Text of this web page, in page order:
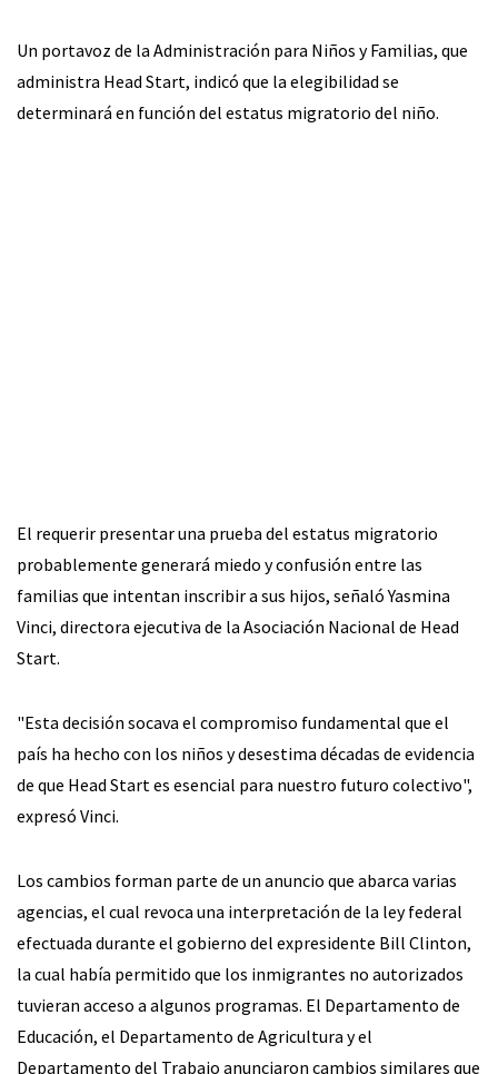
Un portavoz de la Administración para Niños y Familias, que
administra Head Start, indicó que la elegibilidad se
determinará en función del estatus migratorio del niño.
El requerir presentar una prueba del estatus migratorio
probablemente generará miedo y confusión entre las
familias que intentan inscribir a sus hijos, señaló Yasmina
Vinci, directora ejecutiva de la Asociación Nacional de Head
Start.
"Esta decisión socava el compromiso fundamental que el
país ha hecho con los niños y desestima décadas de evidencia
de que Head Start es esencial para nuestro futuro colectivo",
expresó Vinci.
Los cambios forman parte de un anuncio que abarca varias
agencias, el cual revoca una interpretación de la ley federal
efectuada durante el gobierno del expresidente Bill Clinton,
la cual había permitido que los inmigrantes no autorizados
tuvieran acceso a algunos programas. El Departamento de
Educación, el Departamento de Agricultura y el
Departamento del Trabajo anunciaron cambios similares que